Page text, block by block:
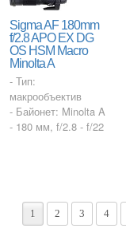
Sigma AF 180mm
f/2.8 APO EX DG
OS HSM Macro
Minolta A
- Тип:
макрообъектив
- Байонет: Minolta A
- 180 мм, f/2.8 - f/22
1 2 3 4